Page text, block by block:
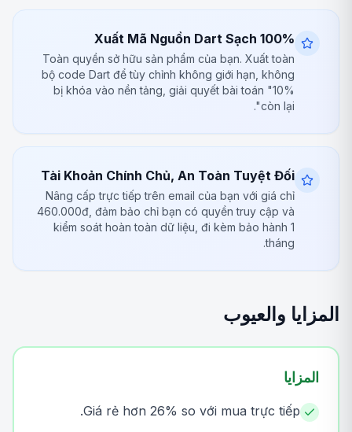
Xuất Mã Nguồn Dart Sạch 100%
Toàn quyền sở hữu sản phẩm của bạn. Xuất toàn
bộ code Dart để tùy chỉnh không giới hạn, không
bị khóa vào nền tảng, giải quyết bài toán "10%
còn lại".
Tài Khoản Chính Chủ, An Toàn Tuyệt Đối
Nâng cấp trực tiếp trên email của bạn với giá chỉ
460.000đ, đảm bảo chỉ bạn có quyền truy cập và
kiểm soát hoàn toàn dữ liệu, đi kèm bảo hành 1
tháng.
المزايا والعيوب
المزايا
Giá rẻ hơn 26% so với mua trực tiếp.